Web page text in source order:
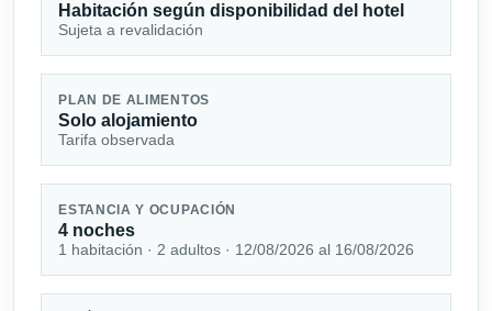
Habitación según disponibilidad del hotel
Sujeta a revalidación
PLAN DE ALIMENTOS
Solo alojamiento
Tarifa observada
ESTANCIA Y OCUPACIÓN
4 noches
1 habitación · 2 adultos · 12/08/2026 al 16/08/2026